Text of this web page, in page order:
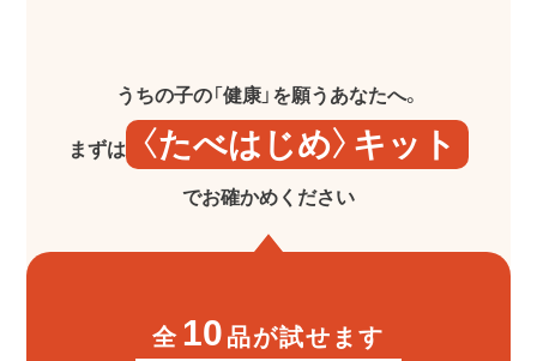
うちの子の「健康」を願うあなたへ。
まずは 〈たべはじめ〉キット
でお確かめください
全 10 品が試せます